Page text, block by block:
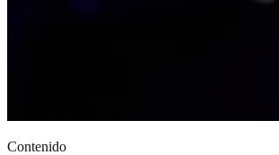
Contenido